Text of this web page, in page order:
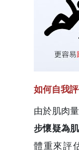
如何自我
由於肌肉
步懷疑為
體重來評